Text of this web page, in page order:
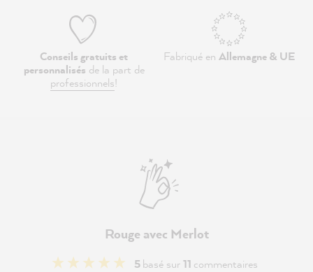
Conseils gratuits et
personnalisés de la part de
professionnels!
Fabriqué en Allemagne & UE
Rouge avec Merlot
5basé sur11 commentaires